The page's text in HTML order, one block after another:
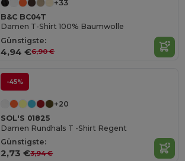
+33
B&C BC04T
Damen T-Shirt 100% Baumwolle
Günstigste:
4,94 €6,90 €
-45%
+20
SOL'S 01825
Damen Rundhals T -Shirt Regent
Günstigste:
2,73 €3,94 €